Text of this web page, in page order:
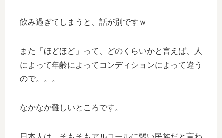
飲み過ぎてしまうと、話が別ですｗ
また「ほどほど」って、どのくらいかと言えば、人
によって年齢によってコンディションによって違う
ので。。。
なかなか難しいところです。
日本人は、そもそもアルコールに弱い民族だと言わ